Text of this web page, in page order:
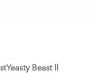
Beast ll